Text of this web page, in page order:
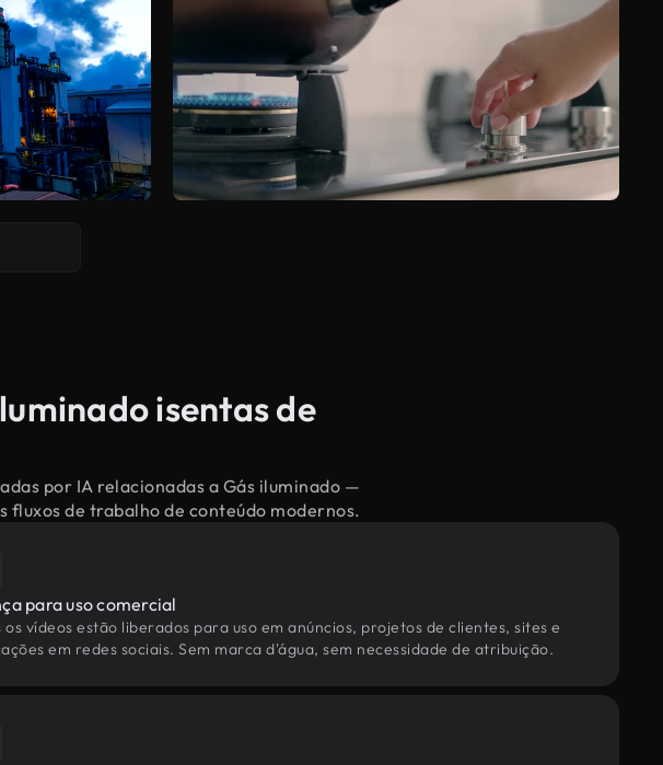
isentas de
por IA relacionadas a Gás iluminado —
fluxos de trabalho de conteúdo modernos.
para uso comercial
os vídeos estão liberados para uso em anúncios, projetos de clientes, sites e
em redes sociais. Sem marca d'água, sem necessidade de atribuição.